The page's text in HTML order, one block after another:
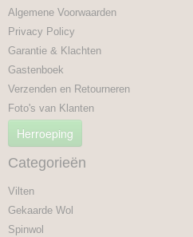
Algemene Voorwaarden
Privacy Policy
Garantie & Klachten
Gastenboek
Verzenden en Retourneren
Foto's van Klanten
Herroeping
Categorieën
Vilten
Gekaarde Wol
Spinwol